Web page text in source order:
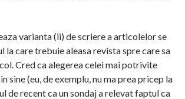
varianta (ii) de scriere a articolelor se
la care trebuie aleasa revista spre care sa
Cred ca alegerea celei mai potrivite
sine (eu, de exemplu, nu ma prea pricep la
de recent ca un sondaj a relevat faptul ca